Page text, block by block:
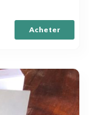
Acheter